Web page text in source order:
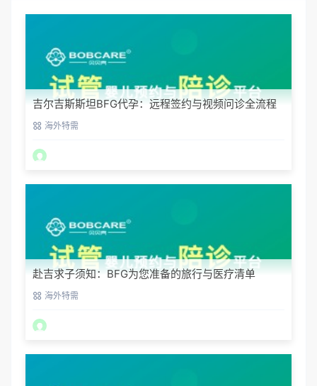
吉尔吉斯斯坦BFG代孕：远程签约与视频问诊全流程
海外特需
赴吉求子须知：BFG为您准备的旅行与医疗清单
海外特需